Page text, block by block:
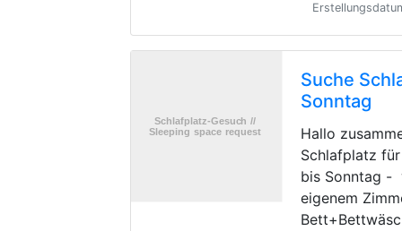
Suche
Sonntag
Hallo
Schlafplatz
bis Sonntag -
eigenem